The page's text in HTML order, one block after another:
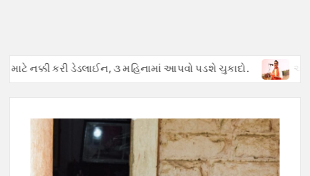
કરી ડેડલાઈન, ૩ મહિનામાં આપવો પડશે ચુકાદો. અફવાઓથી